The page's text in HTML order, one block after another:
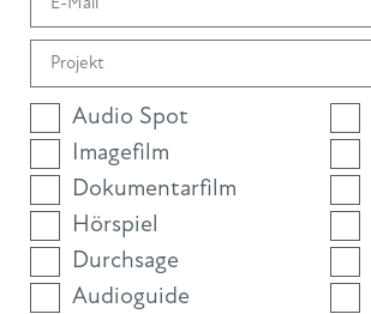
Audio Spot
Imagefilm
Dokumentarfilm
Hörspiel
Durchsage
Audioguide